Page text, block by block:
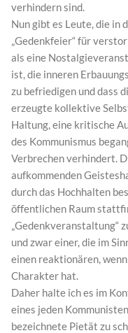
verhindern sind.
Nun gibt es Leute, die in
„Gedenkfeier“ für
als eine
ist, die inneren
zu befriedigen und dass
erzeugte kollektive
Haltung, eine kritische
des Kommunismus
Verbrechen verhindert.
aufkommenden
durch das Hochhalten
öffentlichen Raum
„Gedenkveranstaltung“
und zwar einer, die im
einen reaktionären,
Charakter hat.
Daher halte ich es im
eines jeden
bezeichnete Pietät zu